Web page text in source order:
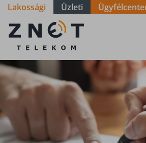
Lakossági Üzleti
Akadálymentes
információk